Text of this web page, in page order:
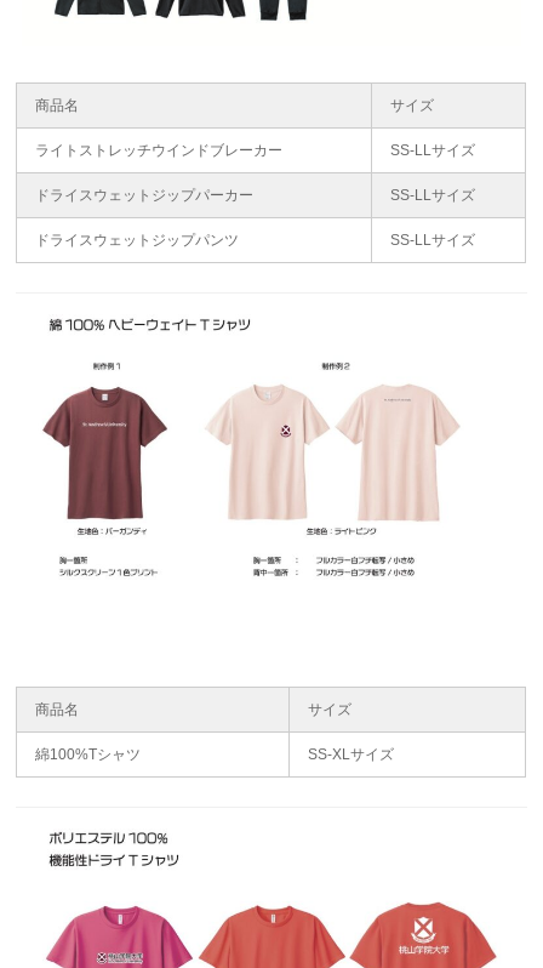
商品名 サイズ
ライトストレッチウインドブレーカー SS-LLサイズ
ドライスウェットジップパーカー SS-LLサイズ
ドライスウェットジップパンツ SS-LLサイズ
商品名 サイズ
綿100%Tシャツ SS-XLサイズ